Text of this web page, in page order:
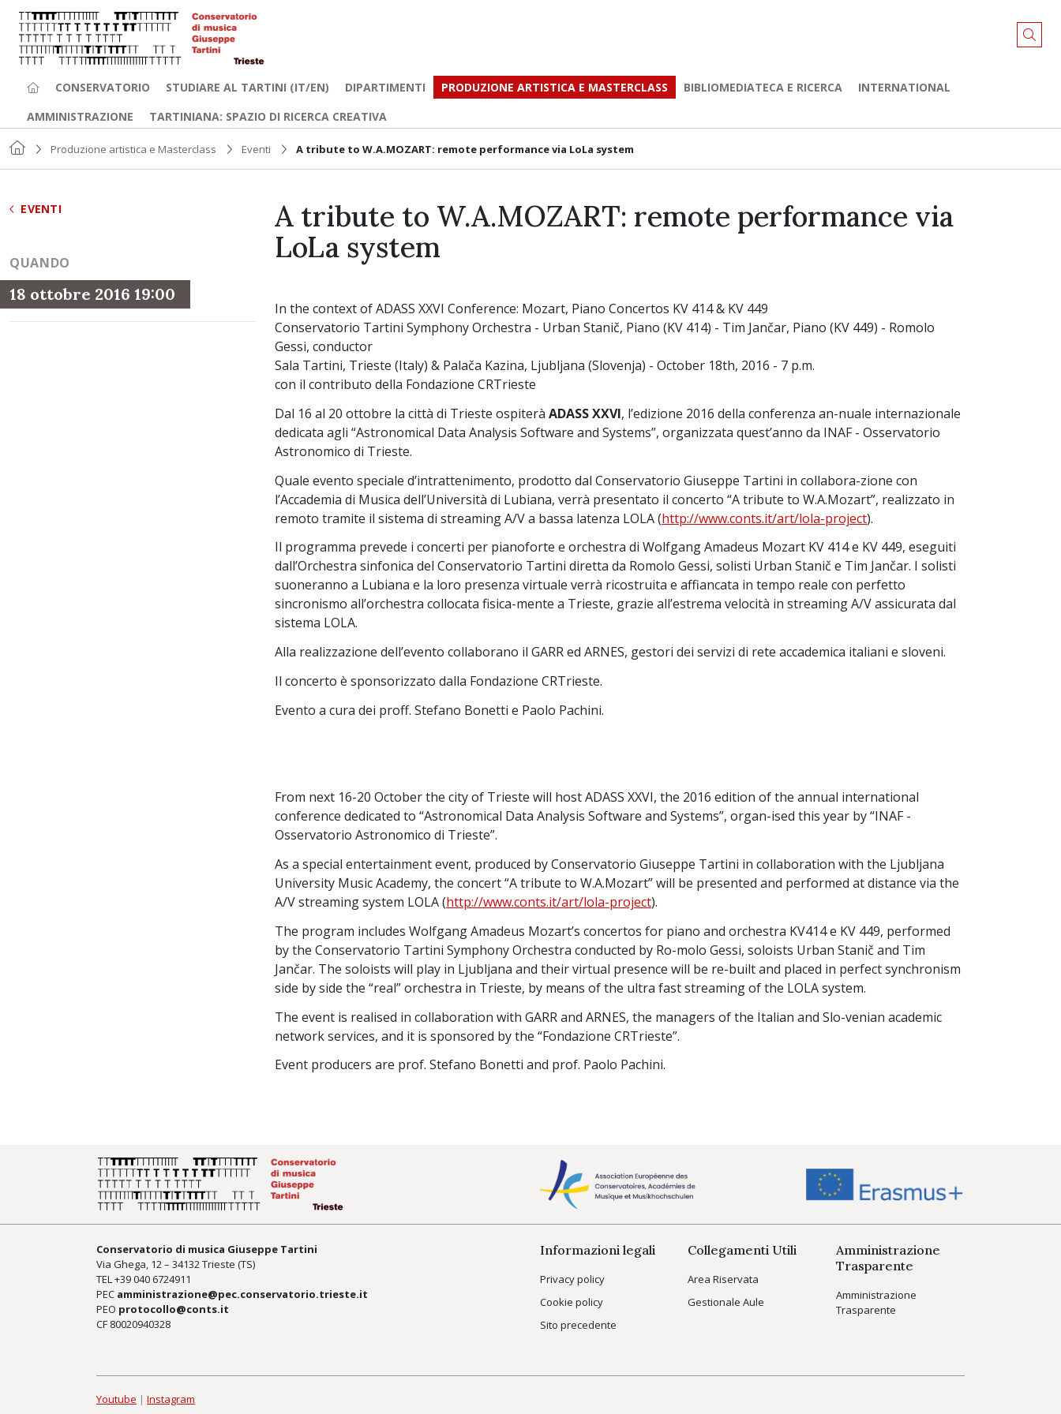
CONSERVATORIO STUDIARE AL TARTINI (IT/EN) DIPARTIMENTI PRODUZIONE ARTISTICA E MASTERCLASS BIBLIOMEDIATECA E RICERCA
INTERNATIONAL
AMMINISTRAZIONE
TARTINIANA: SPAZIO DI RICERCA CREATIVA
Produzione artistica e Masterclass Eventi A tribute to W.A.MOZART: remote performance via LoLa system
EVENTI
QUANDO
18 ottobre 2016 19:00
A tribute to W.A.MOZART: remote performance via
LoLa system
In the context of ADASS XXVI Conference: Mozart, Piano Concertos KV 414 & KV 449
Conservatorio Tartini Symphony Orchestra - Urban Stanič, Piano (KV 414) - Tim Jančar, Piano (KV 449) - Romolo
Gessi, conductor
Sala Tartini, Trieste (Italy) & Palača Kazina, Ljubljana (Slovenja) - October 18th, 2016 - 7 p.m.
con il contributo della Fondazione CRTrieste
Dal 16 al 20 ottobre la città di Trieste ospiterà ADASS XXVI, l’edizione 2016 della conferenza an-nuale internazionale
dedicata agli “Astronomical Data Analysis Software and Systems”, organizzata quest’anno da INAF - Osservatorio
Astronomico di Trieste.
Quale evento speciale d’intrattenimento, prodotto dal Conservatorio Giuseppe Tartini in collabora-zione con
l’Accademia di Musica dell’Università di Lubiana, verrà presentato il concerto “A tribute to W.A.Mozart”, realizzato in
remoto tramite il sistema di streaming A/V a bassa latenza LOLA (http://www.conts.it/art/lola-project).
Il programma prevede i concerti per pianoforte e orchestra di Wolfgang Amadeus Mozart KV 414 e KV 449, eseguiti
dall’Orchestra sinfonica del Conservatorio Tartini diretta da Romolo Gessi, solisti Urban Stanič e Tim Jančar. I solisti
suoneranno a Lubiana e la loro presenza virtuale verrà ricostruita e affiancata in tempo reale con perfetto
sincronismo all’orchestra collocata fisica-mente a Trieste, grazie all’estrema velocità in streaming A/V assicurata dal
sistema LOLA.
Alla realizzazione dell’evento collaborano il GARR ed ARNES, gestori dei servizi di rete accademica italiani e sloveni.
Il concerto è sponsorizzato dalla Fondazione CRTrieste.
Evento a cura dei proff. Stefano Bonetti e Paolo Pachini.
From next 16-20 October the city of Trieste will host ADASS XXVI, the 2016 edition of the annual international
conference dedicated to “Astronomical Data Analysis Software and Systems”, organ-ised this year by “INAF -
Osservatorio Astronomico di Trieste”.
As a special entertainment event, produced by Conservatorio Giuseppe Tartini in collaboration with the Ljubljana
University Music Academy, the concert “A tribute to W.A.Mozart” will be presented and performed at distance via the
A/V streaming system LOLA (http://www.conts.it/art/lola-project).
The program includes Wolfgang Amadeus Mozart’s concertos for piano and orchestra KV414 e KV 449, performed
by the Conservatorio Tartini Symphony Orchestra conducted by Ro-molo Gessi, soloists Urban Stanič and Tim
Jančar. The soloists will play in Ljubljana and their virtual presence will be re-built and placed in perfect synchronism
side by side the “real” orchestra in Trieste, by means of the ultra fast streaming of the LOLA system.
The event is realised in collaboration with GARR and ARNES, the managers of the Italian and Slo-venian academic
network services, and it is sponsored by the “Fondazione CRTrieste”.
Event producers are prof. Stefano Bonetti and prof. Paolo Pachini.
Conservatorio di musica Giuseppe Tartini
Via Ghega, 12 – 34132 Trieste (TS)
TEL +39040 6724911
PEC amministrazione@pec.conservatorio.trieste.it
PEO protocollo@conts.it
CF 80020940328
Informazioni legali
Privacy policy
Cookie policy
Sito precedente
Collegamenti Utili
Area Riservata
Gestionale Aule
Amministrazione
Trasparente
Amministrazione
Trasparente
Youtube | Instagram